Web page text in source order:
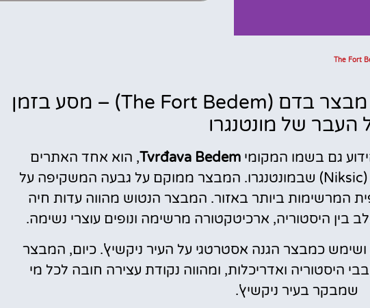
מלונות
לחצו
פה!
המבצר הנטוש בניקשיץ' – מבצר בדם (The Fort Bedem) – מסע בזמן
העבר של מונטנגרו
Tvrđava Bedem, הוא אחד האתרים
ההיסטוריים המרתקים בעיר ניקשיץ' (Niksic) שבמונטנגרו. המבצר ממוקם על גבעה המשקיפה על
המרשימות ביותר באזור. המבצר הנטוש מהווה עדות חיה
בין היסטוריה, ארכיטקטורה מרשימה ונופים עוצרי נשימה.
כמבצר הגנה אסטרטגי על העיר ניקשיץ'. כיום, המבצר
היסטוריה ואדריכלות, ומהווה נקודת עצירה חובה לכל מי
שמבקר בעיר ניקשיץ'.